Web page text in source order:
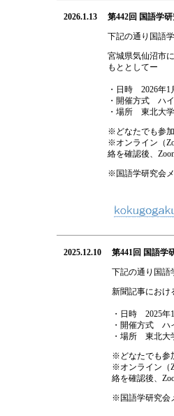
2026.1.13
第442回 国語学
下記の通り 国語
宮城県気仙沼市
もととしてー
・日時 2026年1
・開催方式 ハ
・場所 東北大
※どなたでも参
※オンライン（
絡を確認後、
※国語学研究会
2025.12.10
第441回 国語学
下記の通り 国語
新聞記事におけ
・日時 2025年
・開催方式 ハ
・場所 東北大
※どなたでも参
※オンライン（
絡を確認後、
※国語学研究会